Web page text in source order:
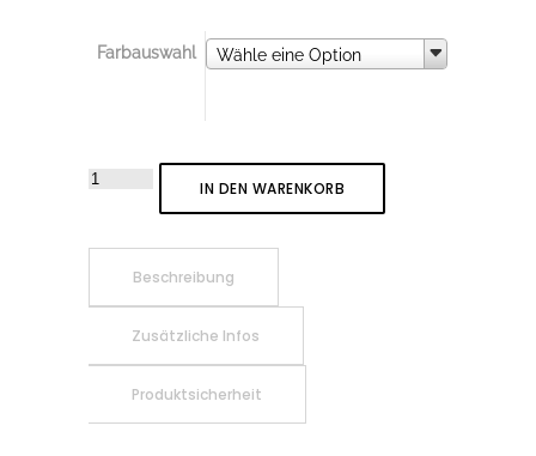
Farbauswahl Wähle eine Option
Farbauswahl
Rub-
letzter
01,
Rubon,
IN DEN WARENKORB
Beschreibung
Zusätzliche Infos
Produktsicherheit